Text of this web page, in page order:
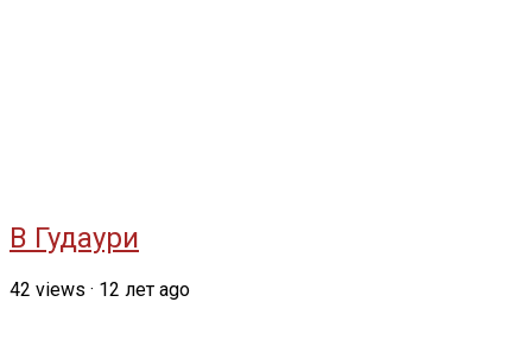
В Гудаури
42 views · 12 лет ago